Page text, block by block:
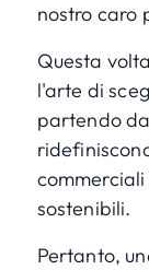
nostro caro
Questa
l'arte di
partendo
sostenibili.
Pertanto,